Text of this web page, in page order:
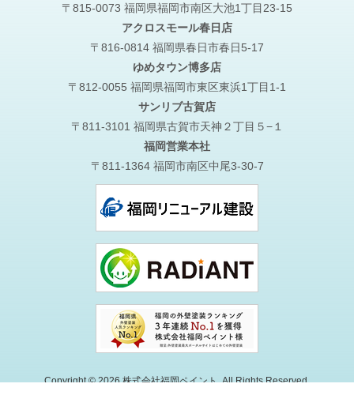
〒815-0073 福岡県福岡市南区大池1丁目23-15
アクロスモール春日店
〒816-0814 福岡県春日市春日5-17
ゆめタウン博多店
〒812-0055 福岡県福岡市東区東浜1丁目1-1
サンリブ古賀店
〒811-3101 福岡県古賀市天神２丁目５−１
福岡営業本社
〒811-1364 福岡市南区中尾3-30-7
Copyright © 2026 株式会社福岡ペイント. All Rights Reserved.